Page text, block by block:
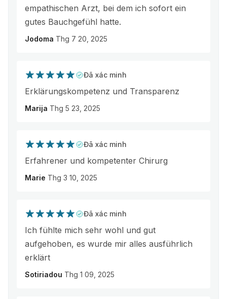
empathischen Arzt, bei dem ich sofort ein
gutes Bauchgefühl hatte.
Jodoma Thg 7 20, 2025
Đã xác minh
Erklärungskompetenz und Transparenz
Marija Thg 5 23, 2025
Đã xác minh
Erfahrener und kompetenter Chirurg
Marie Thg 3 10, 2025
Đã xác minh
Ich fühlte mich sehr wohl und gut
aufgehoben, es wurde mir alles ausführlich
erklärt
Sotiriadou Thg 1 09, 2025